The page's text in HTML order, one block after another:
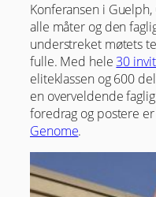
Konferansen i
alle måter og den
understreket møtets
fulle. Med hele30
eliteklassen og 600
en overveldende
foredrag og postere er
Genome.